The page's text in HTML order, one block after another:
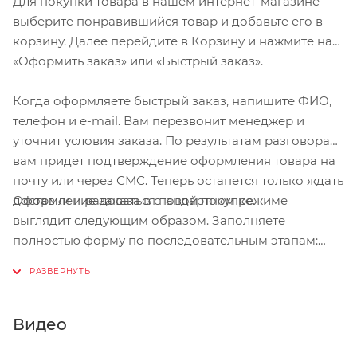
выберите понравившийся товар и добавьте его в
корзину. Далее перейдите в Корзину и нажмите на
«Оформить заказ» или «Быстрый заказ».
Когда оформляете быстрый заказ, напишите ФИО,
телефон и e-mail. Вам перезвонит менеджер и
уточнит условия заказа. По результатам разговора
вам придет подтверждение оформления товара на
почту или через СМС. Теперь останется только ждать
доставки и радоваться новой покупке.
Оформление заказа в стандартном режиме
выглядит следующим образом. Заполняете
полностью форму по последовательным этапам:
Нажмите кнопку «Оформить заказ».
Видео